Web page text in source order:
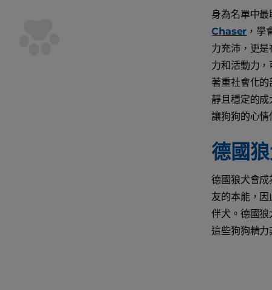
身為名單中
Chaser ，學
力充沛，更
力和活動力
著重社會化
靜且穩定的
讓狗狗的心情
德國
德國狼犬會
友的本能，
伴犬。德國
這些狗狗精